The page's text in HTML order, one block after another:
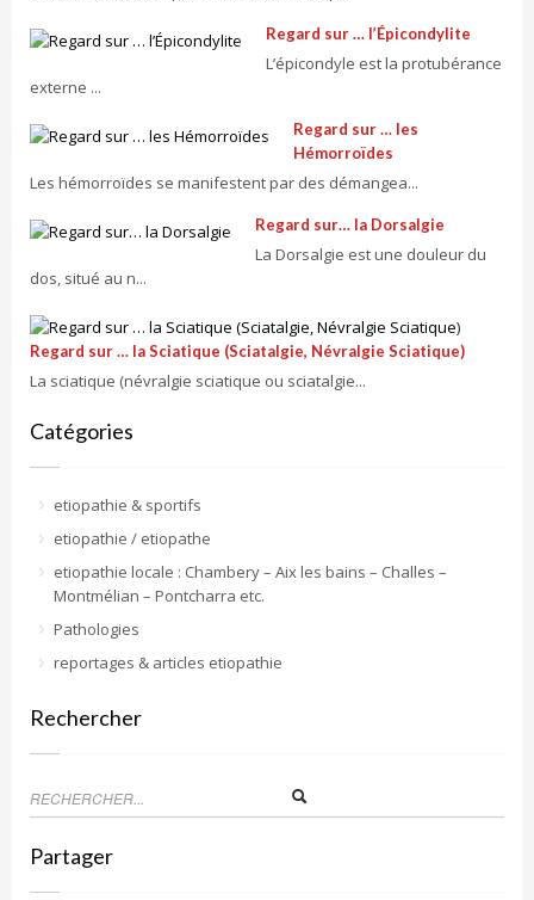
Regard sur … l’Épicondylite
L’épicondyle est la protubérance
externe ...
Regard sur … les
Hémorroïdes
Les hémorroïdes se manifestent par des démangea...
Regard sur… la Dorsalgie
La Dorsalgie est une douleur du
dos, situé au n...
Regard sur … la Sciatique (Sciatalgie, Névralgie Sciatique)
La sciatique (névralgie sciatique ou sciatalgie...
Catégories
etiopathie & sportifs
etiopathie / etiopathe
etiopathie locale : Chambery – Aix les bains – Challes –
Montmélian – Pontcharra etc.
Pathologies
reportages & articles etiopathie
Rechercher
Partager